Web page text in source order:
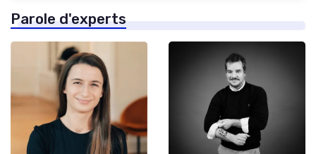
Parole d'experts